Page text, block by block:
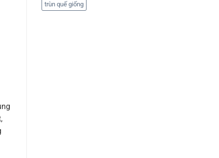
trùn quế giống